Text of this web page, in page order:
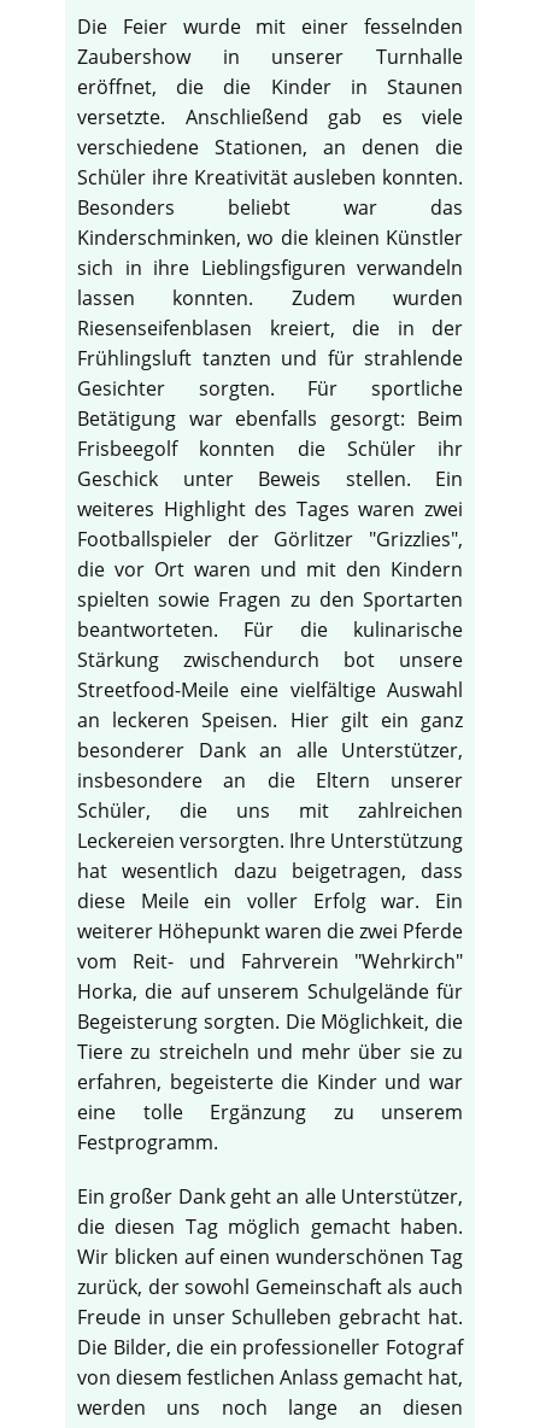
Die Feier wurde mit einer fesselnden
Zaubershow in unserer Turnhalle
eröffnet, die die Kinder in Staunen
versetzte. Anschließend gab es viele
verschiedene Stationen, an denen die
Schüler ihre Kreativität ausleben konnten.
Besonders beliebt war das
Kinderschminken, wo die kleinen Künstler
sich in ihre Lieblingsfiguren verwandeln
lassen konnten. Zudem wurden
Riesenseifenblasen kreiert, die in der
Frühlingsluft tanzten und für strahlende
Gesichter sorgten. Für sportliche
Betätigung war ebenfalls gesorgt: Beim
Frisbeegolf konnten die Schüler ihr
Geschick unter Beweis stellen. Ein
weiteres Highlight des Tages waren zwei
Footballspieler der Görlitzer "Grizzlies",
die vor Ort waren und mit den Kindern
spielten sowie Fragen zu den Sportarten
beantworteten. Für die kulinarische
Stärkung zwischendurch bot unsere
Streetfood-Meile eine vielfältige Auswahl
an leckeren Speisen. Hier gilt ein ganz
besonderer Dank an alle Unterstützer,
insbesondere an die Eltern unserer
Schüler, die uns mit zahlreichen
Leckereien versorgten. Ihre Unterstützung
hat wesentlich dazu beigetragen, dass
diese Meile ein voller Erfolg war. Ein
weiterer Höhepunkt waren die zwei Pferde
vom Reit- und Fahrverein "Wehrkirch"
Horka, die auf unserem Schulgelände für
Begeisterung sorgten. Die Möglichkeit, die
Tiere zu streicheln und mehr über sie zu
erfahren, begeisterte die Kinder und war
eine tolle Ergänzung zu unserem
Festprogramm.
Ein großer Dank geht an alle Unterstützer,
die diesen Tag möglich gemacht haben.
Wir blicken auf einen wunderschönen Tag
zurück, der sowohl Gemeinschaft als auch
Freude in unser Schulleben gebracht hat.
Die Bilder, die ein professioneller Fotograf
von diesem festlichen Anlass gemacht hat,
werden uns noch lange an diesen